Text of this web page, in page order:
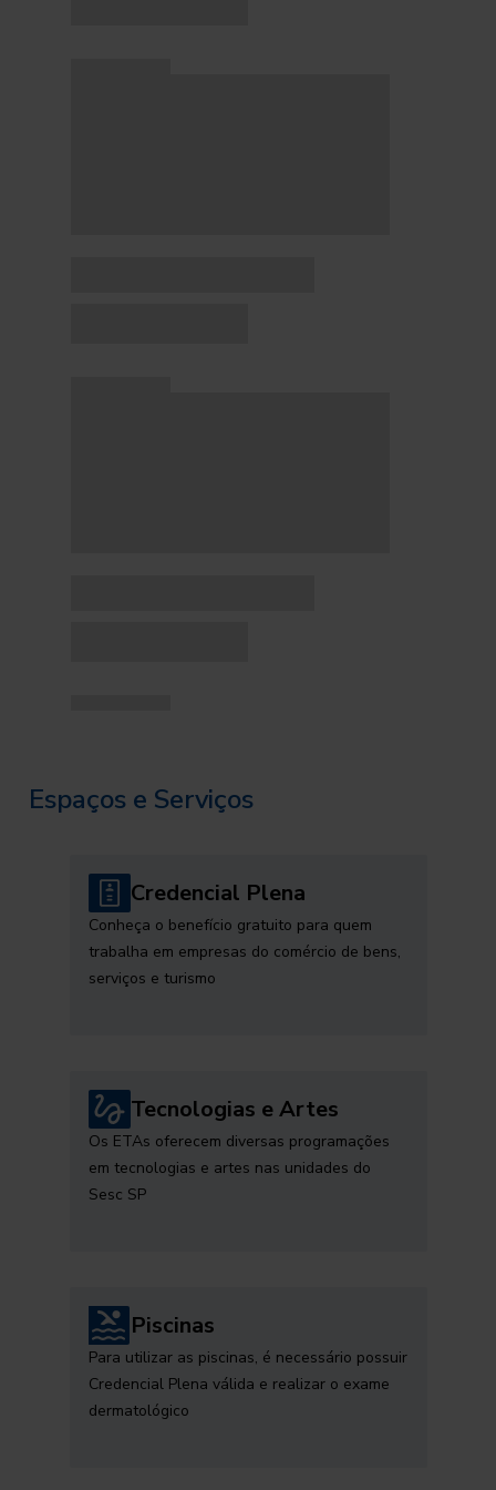
Espaços e Serviços
Credencial Plena
Conheça o benefício gratuito para quem
trabalha em empresas do comércio de bens,
serviços e turismo
Tecnologias e Artes
Os ETAs oferecem diversas programações
em tecnologias e artes nas unidades do
Sesc SP
Piscinas
Para utilizar as piscinas, é necessário possuir
Credencial Plena válida e realizar o exame
dermatológico